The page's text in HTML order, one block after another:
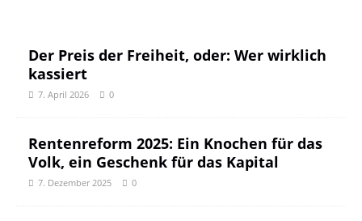
Der Preis der Freiheit, oder: Wer wirklich
kassiert
7. April 2026 0
Rentenreform 2025: Ein Knochen für das
Volk, ein Geschenk für das Kapital
7. Dezember 2025 0